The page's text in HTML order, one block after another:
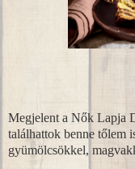
fotó:
Megjelent a Nők Lapja
találhattok benne tőlem
gyümölcsökkel,